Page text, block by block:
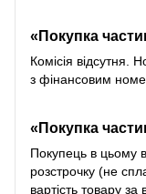
«Покупка
Комісія відсутня.
з фінансовим
«Покупка
Покупець в цьому
розстрочку (не
вартість товару за